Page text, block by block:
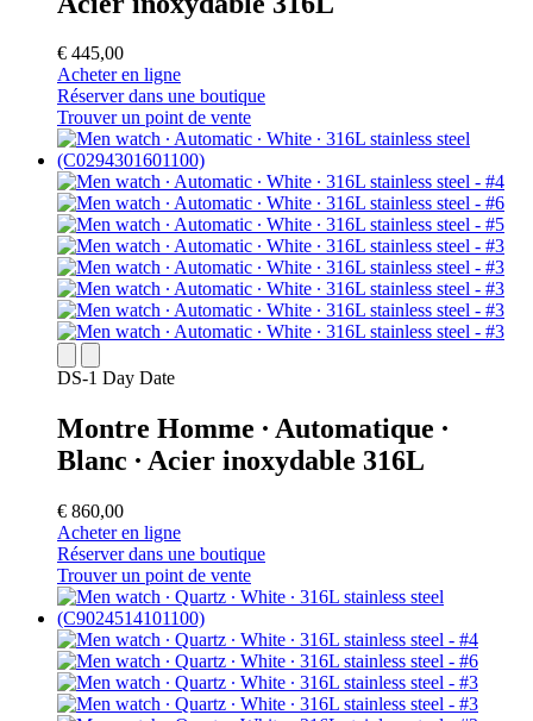
€ 445,00
Acheter en ligne
Réserver dans une boutique
Trouver un point de vente
DS-1 Day Date
Montre Homme ∙ Automatique ∙
Blanc ∙ Acier inoxydable 316L
€ 860,00
Acheter en ligne
Réserver dans une boutique
Trouver un point de vente